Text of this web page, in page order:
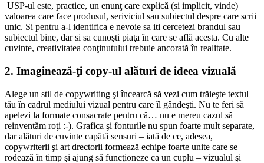
USP-ul este, practice, un enunţ care explică (si implicit, vinde)
valoarea care face produsul, seriviciul sau subiectul despre care scrii
unic. Si pentru a-l identifica e nevoie sa iti cercetezi brandul sau
subiectul bine, dar si sa cunoşti piaţa în care se află acesta. Cu alte
cuvinte, creativitatea conţinutului trebuie ancorată în realitate.
2. Imaginează-ţi copy-ul alături de ideea vizuală
Alege un stil de copywriting şi încearcă să vezi cum trăieşte textul
tău în cadrul mediului vizual pentru care îl gândeşti. Nu te feri să
apelezi la formate consacrate pentru că… nu e mereu cazul să
reinventăm roţi :-). Grafica şi fonturile nu spun foarte mult separate,
dar alături de cuvinte capătă sensuri – iată de ce, adesea,
copywriterii şi art drectorii formează echipe foarte unite care se
rodează în timp şi ajung să funcţioneze ca un cuplu – vizualul şi